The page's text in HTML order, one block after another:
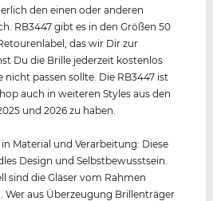
den einen oder anderen
RB3447 gibt es in den Größen 50
das wir Dir zur
Du die Brille jederzeit kostenlos
nicht passen sollte. Die RB3447 ist
auch in weiteren Styles aus den
und 2026 zu haben.
Material und Verarbeitung: Diese
Design und Selbstbewusstsein.
sind die Gläser vom Rahmen
aus Überzeugung Brillenträger